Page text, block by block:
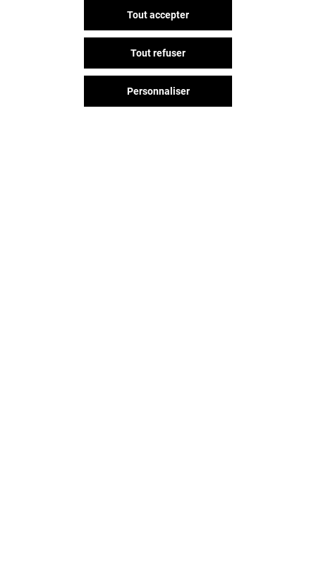
Tout accepter
Tout refuser
Personnaliser